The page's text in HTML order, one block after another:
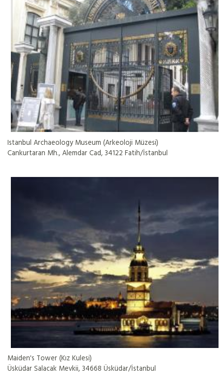
Istanbul Archaeology Museum (Arkeoloji Müzesi)
Cankurtaran Mh., Alemdar Cad, 34122 Fatih/İstanbul
Maiden's Tower (Kız Kulesi)
Üsküdar Salacak Mevkii, 34668 Üsküdar/İstanbul